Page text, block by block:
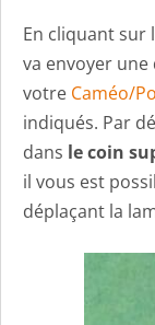
En cliquant sur
va envoyer
votre Caméo/
indiqués. Par
dans le coin
il vous est
déplaçant la